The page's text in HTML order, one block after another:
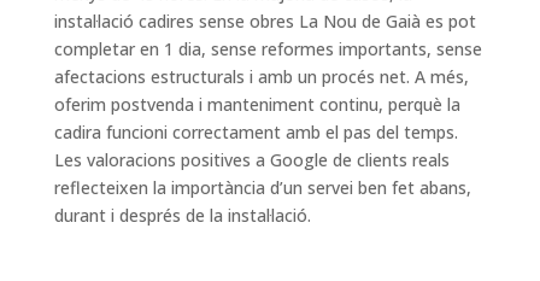
instal·lació cadires sense obres La Nou de Gaià es pot
completar en 1 dia, sense reformes importants, sense
afectacions estructurals i amb un procés net. A més,
oferim postvenda i manteniment continu, perquè la
cadira funcioni correctament amb el pas del temps.
Les valoracions positives a Google de clients reals
reflecteixen la importància d’un servei ben fet abans,
durant i després de la instal·lació.